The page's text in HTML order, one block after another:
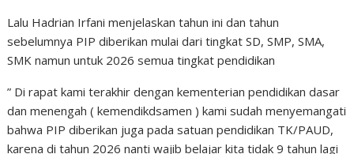
Lalu Hadrian Irfani menjelaskan tahun ini dan tahun
sebelumnya PIP diberikan mulai dari tingkat SD, SMP, SMA,
SMK namun untuk 2026 semua tingkat pendidikan
” Di rapat kami terakhir dengan kementerian pendidikan dasar
dan menengah ( kemendikdsamen ) kami sudah menyemangati
bahwa PIP diberikan juga pada satuan pendidikan TK/PAUD,
karena di tahun 2026 nanti wajib belajar kita tidak 9 tahun lagi